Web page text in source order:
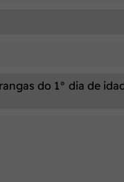
do 1° dia de